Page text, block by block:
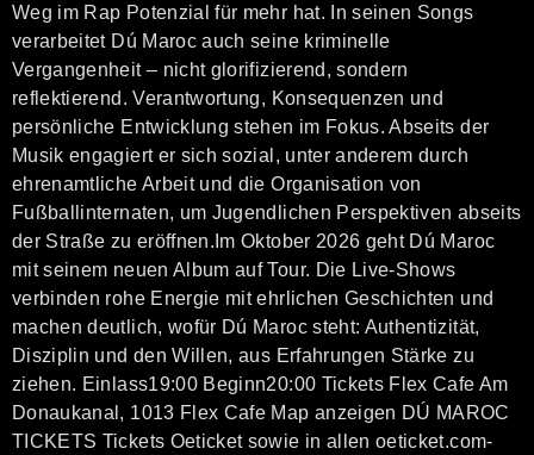
Weg im Rap Potenzial für mehr hat. In seinen Songs
verarbeitet Dú Maroc auch seine kriminelle
Vergangenheit – nicht glorifizierend, sondern
reflektierend. Verantwortung, Konsequenzen und
persönliche Entwicklung stehen im Fokus. Abseits der
Musik engagiert er sich sozial, unter anderem durch
ehrenamtliche Arbeit und die Organisation von
Fußballinternaten, um Jugendlichen Perspektiven abseits
der Straße zu eröffnen.Im Oktober 2026 geht Dú Maroc
mit seinem neuen Album auf Tour. Die Live-Shows
verbinden rohe Energie mit ehrlichen Geschichten und
machen deutlich, wofür Dú Maroc steht: Authentizität,
Disziplin und den Willen, aus Erfahrungen Stärke zu
ziehen. Einlass19:00 Beginn20:00 Tickets Flex Cafe Am
Donaukanal, 1013 Flex Cafe Map anzeigen DÚ MAROC
TICKETS Tickets Oeticket sowie in allen oeticket.com-